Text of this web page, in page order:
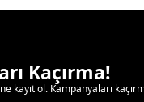
Kaçırma!
kayıt ol. Kampanyaları